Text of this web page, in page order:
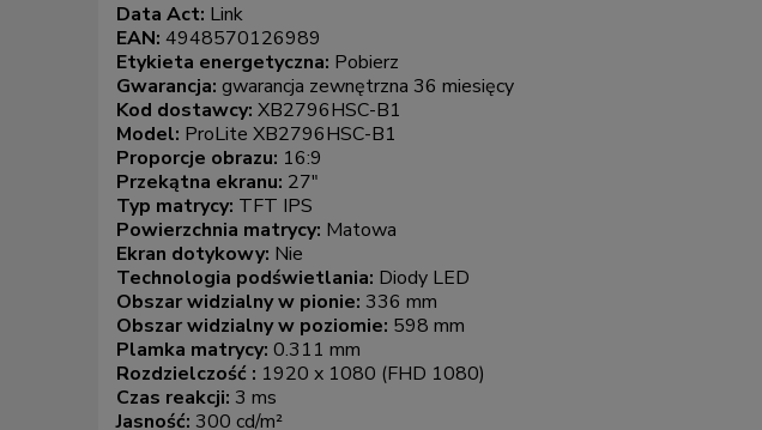
Data Act: Link
EAN: 4948570126989
Etykieta energetyczna: Pobierz
Gwarancja: gwarancja zewnętrzna 36 miesięcy
Kod dostawcy: XB2796HSC-B1
Model: ProLite XB2796HSC-B1
Proporcje obrazu: 16:9
Przekątna ekranu: 27"
Typ matrycy: TFT IPS
Powierzchnia matrycy: Matowa
Ekran dotykowy: Nie
Technologia podświetlania: Diody LED
Obszar widzialny w pionie: 336 mm
Obszar widzialny w poziomie: 598 mm
Plamka matrycy: 0.311 mm
Rozdzielczość : 1920 x 1080 (FHD 1080)
Czas reakcji: 3 ms
Jasność: 300 cd/m²